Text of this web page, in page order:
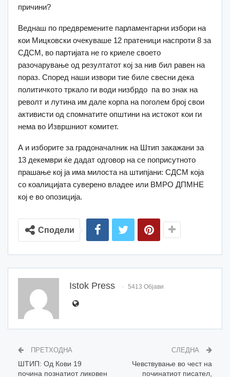
причини?
Веднаш по предвремените парламентарни избори на
кои Мицковски очекуваше 12 пратеници наспроти 8 за
СДСМ, во партијата не го криеле своето
разочарување од резултатот кој за нив бил равен на
пораз. Според наши извори тие биле свесни дека
политичкото тркало ги води низбрдо па во знак на
револт и лутина им дале корпа на поголем број свои
активисти од спомнатите општини на истокот кои ги
нема во Извршниот комитет.
А и изборите за градоначалник на Штип закажани за
13 декември ќе дадат одговор на се поприсутното
прашање кој ја има милоста на штипјани: СДСМ која
со коалицијата суверено владее или ВМРО ДПМНЕ
кој е во опозиција.
Сподели
Istok Press 5413 Објави
ПРЕТХОДНА
ШТИП: Од Кови 19
почина познатиот ликовен
СЛЕДНА
Чевствување во чест на
починатиот писател,